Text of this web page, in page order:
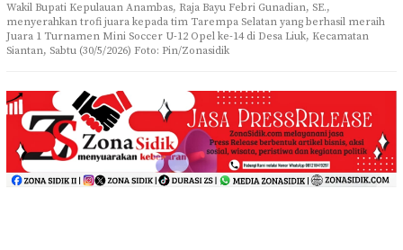
Wakil Bupati Kepulauan Anambas, Raja Bayu Febri Gunadian, SE.,
menyerahkan trofi juara kepada tim Tarempa Selatan yang berhasil meraih
Juara 1 Turnamen Mini Soccer U-12 Opel ke-14 di Desa Liuk, Kecamatan
Siantan, Sabtu (30/5/2026) Foto: Pin/Zonasidik